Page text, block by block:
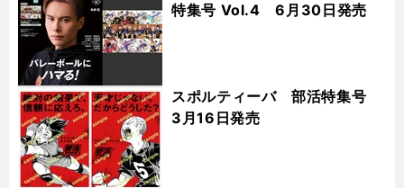
特集号 Vol.4 6月30日発売
スポルティーバ 部活特集号
3月16日発売